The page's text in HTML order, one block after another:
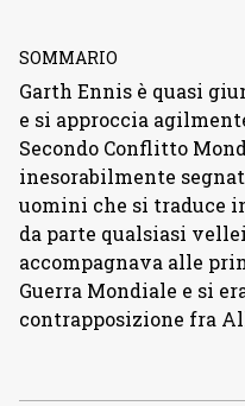
SOMMARIO
Garth Ennis è quasi
e si approccia
Secondo Conflitto
inesorabilmente
uomini che si traduce
da parte qualsiasi
accompagnava alle
Guerra Mondiale e si
contrapposizione fra